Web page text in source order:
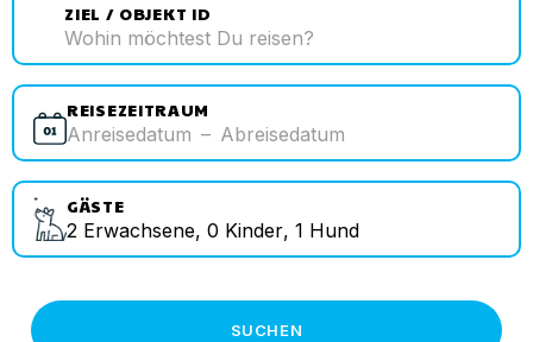
ZIEL / OBJEKT ID
REISEZEITRAUM
Anreisedatum – Abreisedatum
GÄSTE
2 Erwachsene, 0 Kinder, 1 Hund
SUCHEN